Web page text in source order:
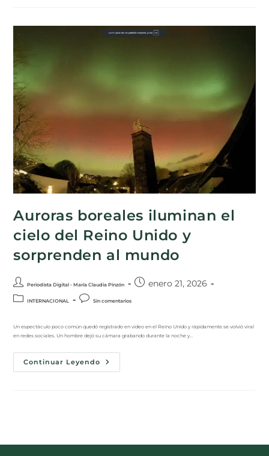
Auroras boreales iluminan el
cielo del Reino Unido y
sorprenden al mundo
Periodista Digital - María Claudia Pinzón enero 21, 2026
INTERNACIONAL Sin comentarios
Un espectáculo poco común quedó registrado en video en el Reino Unido y rápidamente se volvió viral
en redes sociales. Un hombre dejó su cámara grabando durante la noche y…
Continuar Leyendo